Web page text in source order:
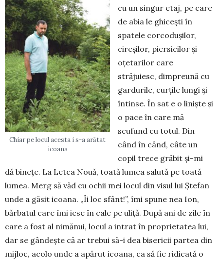
Chiar pe locul acesta i s-a arătat
icoana
cu un sin­gur etaj, pe care
de abia le ghi­cești în
spatele cor­codușilor,
cireșilor, piersicilor și
oțeta­rilor care
străjuiesc, dimpreună cu
gardurile, curțile lungi și
întinse. În sat e o liniște și
o pace în care mă
scufund cu totul. Din
când în când, câte un
copil trece grăbit și-mi
dă binețe. La Letca Nouă, toată lumea salută pe toată
lu­mea. Merg să văd cu ochii mei locul din visul lui Ștefan
unde a găsit icoana. „Îi loc sfânt!”, îmi spune nea Ion,
bărbatul care îmi iese în cale pe uliță. După ani de zile în
care a fost al nimănui, locul a intrat în proprietatea lui,
dar se gândește că ar trebui să-i dea bisericii partea din
mijloc, acolo unde a apărut icoana, ca să fie ridicată o